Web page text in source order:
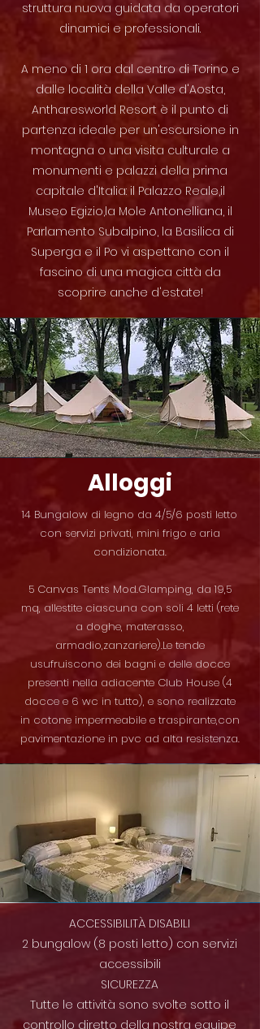
struttura nuova guidata da operatori
dinamici e professionali.
A meno di 1 ora dal centro di Torino e
dalle località della Valle d'Aosta,
Antharesworld Resort è il punto di
partenza ideale per un'escursione in
montagna o una visita culturale a
monumenti e palazzi della prima
capitale d'Italia: il Palazzo Reale,il
Museo Egizio,la Mole Antonelliana, il
Parlamento Subalpino, la Basilica di
Superga e il Po vi aspettano con il
fascino di una magica città da
scoprire anche d'estate!
Alloggi
14 Bungalow di legno da 4/5/6 posti letto
con servizi privati, mini frigo e aria
condizionata.
5 Canvas Tents Mod.Glamping, da 19,5
mq, allestite ciascuna con soli 4 letti (rete
a doghe, materasso,
armadio,zanzariere).Le tende
usufruiscono dei bagni e delle docce
presenti nella adiacente Club House (4
docce e 6 wc in tutto), e sono realizzate
in cotone impermeabile e traspirante,con
pavimentazione in pvc ad alta resistenza.
ACCESSIBILITÀ DISABILI
2 bungalow (8 posti letto) con servizi
accessibili
SICUREZZA
Tutte le attività sono svolte sotto il
controllo diretto della nostra equipe